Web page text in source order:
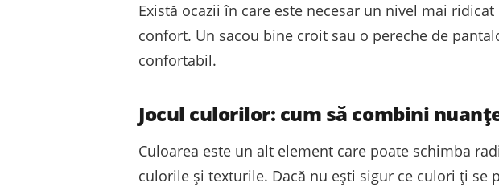
Există ocazii în care este necesar un nivel mai
confort. Un sacou bine croit sau o pereche de
confortabil.
Jocul culorilor: cum să combini
Culoarea este un alt element care poate schimba
culorile și texturile. Dacă nu ești sigur ce culori ți se